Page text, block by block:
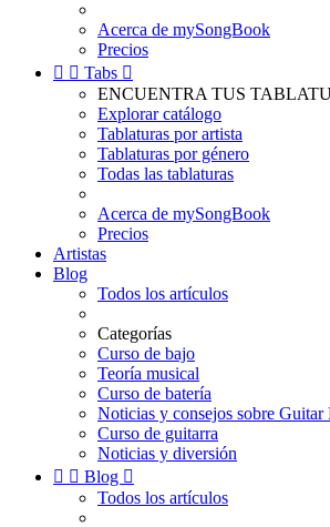
Acerca de mySongBook
Precios
  Tabs 
ENCUENTRA TUS
Explorar catálogo
Tablaturas por artista
Tablaturas por género
Todas las tablaturas
Acerca de mySongBook
Precios
Artistas
Blog
Todos los artículos
Categorías
Curso de bajo
Teoría musical
Curso de batería
Noticias y consejos sobre Guitar
Curso de guitarra
Noticias y diversión
  Blog 
Todos los artículos